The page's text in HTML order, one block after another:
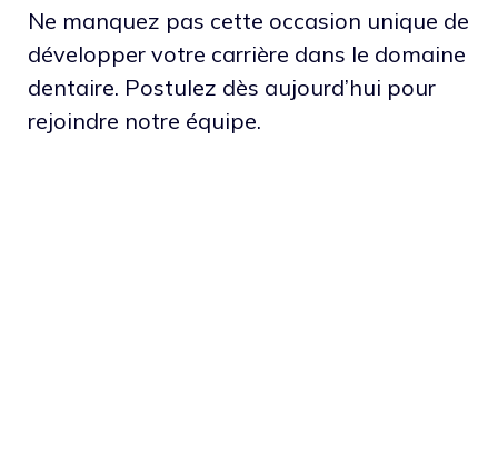
Ne manquez pas cette occasion unique de
développer votre carrière dans le domaine
dentaire. Postulez dès aujourd’hui pour
rejoindre notre équipe.